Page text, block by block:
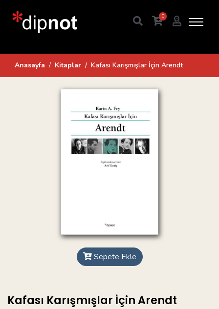
0
Anasayfa Kitaplar Kafası Karışmışlar İçin Arendt
Sepete Ekle
Kafası Karışmışlar İçin Arendt